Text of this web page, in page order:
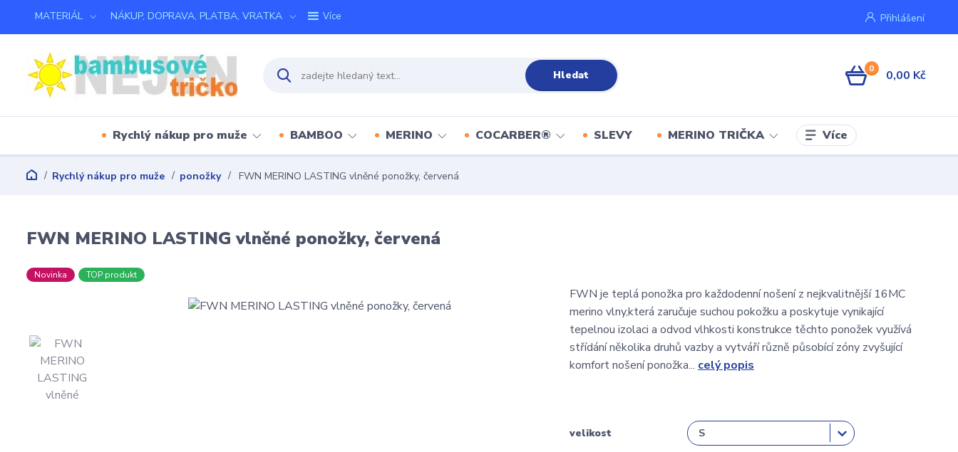
MATERIÁL NÁKUP, DOPRAVA, PLATBA, VRATKA Více Přihlášení
Hledat 0 0,00 Kč
Rychlý nákup pro muže BAMBOO MERINO COCARBER® SLEVY MERINO TRIČKA Více
Rychlý nákup pro muže ponožky FWN MERINO LASTING vlněné ponožky, červená
FWN MERINO LASTING vlněné ponožky, červená
Novinka TOP produkt
FWN je teplá ponožka pro každodenní nošení z nejkvalitnější 16MC
merino vlny,která zaručuje suchou pokožku a poskytuje vynikající
tepelnou izolaci a odvod vlhkosti konstrukce těchto ponožek využívá
střídání několika druhů vazby a vytváří různě působící zóny zvyšující
komfort nošení ponožka... celý popis
velikost